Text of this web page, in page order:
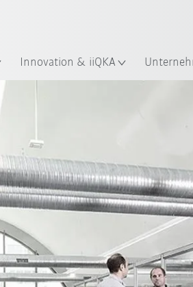
Innovation & iiQKA